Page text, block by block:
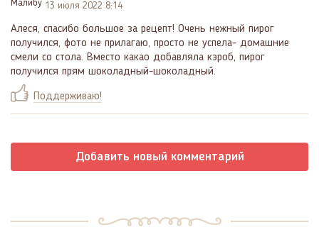
13 июля 2022 8:14
Алеся, спасибо большое за рецепт! Очень нежный пирог
получился, фото не прилагаю, просто не успела- домашние
смели со стола. Вместо какао добавляла кэроб, пирог
получился прям шоколадный-шоколадный.
Поддерживаю!
Добавить новый комментарий